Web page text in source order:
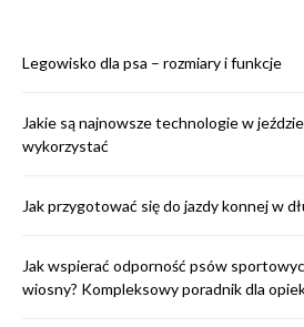
Legowisko dla psa – rozmiary i funkcje
Jakie są najnowsze technologie w
wykorzystać
Jak przygotować się do jazdy konnej w
Jak wspierać odporność psów
wiosny? Kompleksowy poradnik dla